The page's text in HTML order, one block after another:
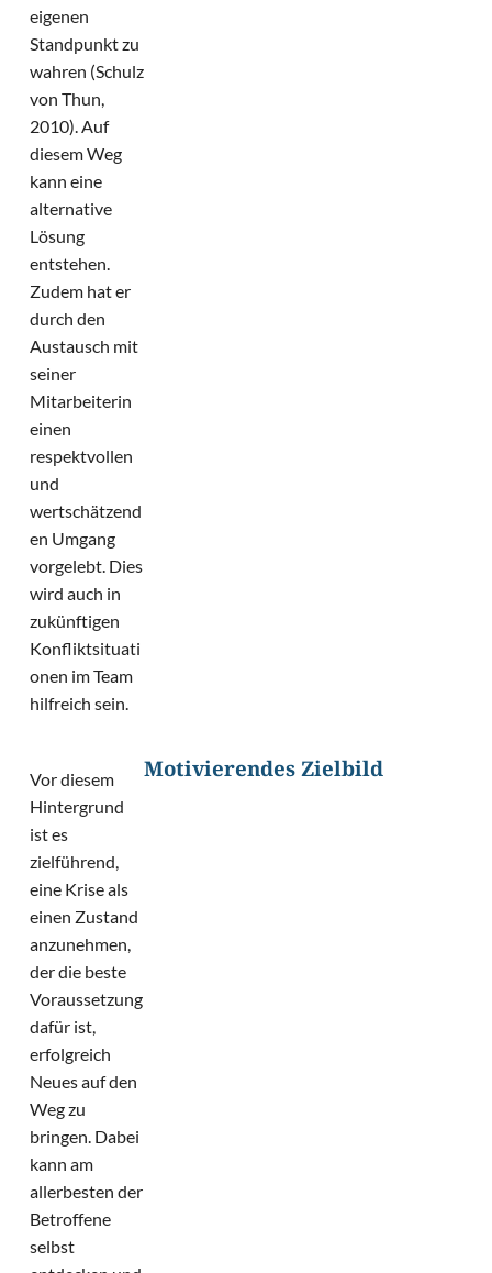
eigenen
Standpunkt zu
wahren (Schulz
von Thun,
2010). Auf
diesem Weg
kann eine
alternative
Lösung
entstehen.
Zudem hat er
durch den
Austausch mit
seiner
Mitarbeiterin
einen
respektvollen
und
wertschätzend
en Umgang
vorgelebt. Dies
wird auch in
zukünftigen
Konfliktsituati
onen im Team
hilfreich sein.
Vor diesem
Hintergrund
ist es
zielführend,
eine Krise als
einen Zustand
anzunehmen,
der die beste
Voraussetzung
dafür ist,
erfolgreich
Neues auf den
Weg zu
bringen. Dabei
kann am
allerbesten der
Betroffene
selbst
Motivierendes Zielbild